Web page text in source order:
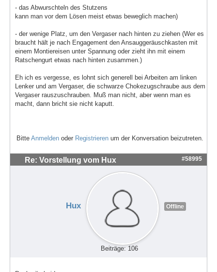
- das Abwurschteln des Stutzens
kann man vor dem Lösen meist etwas beweglich machen)
- der wenige Platz, um den Vergaser nach hinten zu ziehen (Wer es
braucht hält je nach Engagement den Ansauggeräuschkasten mit
einem Montiereisen unter Spannung oder zieht ihn mit einem
Ratschengurt etwas nach hinten zusammen.)
Eh ich es vergesse, es lohnt sich generell bei Arbeiten am linken
Lenker und am Vergaser, die schwarze Chokezugschraube aus dem
Vergaser rauszuschrauben. Muß man nicht, aber wenn man es
macht, dann bricht sie nicht kaputt.
Bitte Anmelden oder Registrieren um der Konversation beizutreten.
Re: Vorstellung vom Hux #58995
Hux Offline
Beiträge: 106